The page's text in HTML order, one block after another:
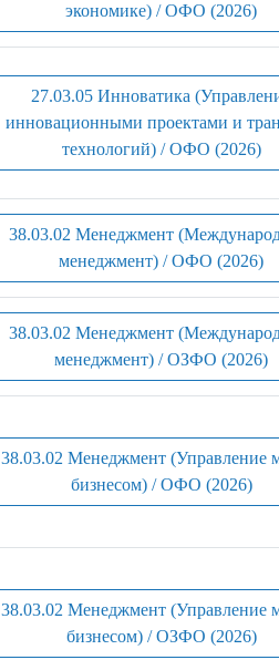
экономике) / ОФО (2026)
27.03.05 Инноватика
инновационными проектами и
технологий) / ОФО (2026)
38.03.02 Менеджмент
менеджмент) / ОФО (2026)
38.03.02 Менеджмент
менеджмент) / ОЗФО (2026)
38.03.02 Менеджмент (Управление
бизнесом) / ОФО (2026)
38.03.02 Менеджмент (Управление
бизнесом) / ОЗФО (2026)